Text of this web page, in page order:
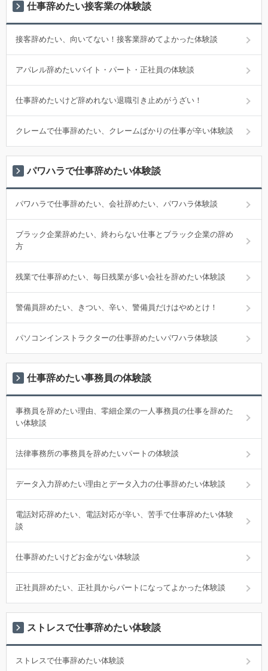
仕事辞めたい接客業の体験談
接客辞めたい、向いてない！接客業辞めてよかった体験談
アパレル辞めたいバイト・パート・正社員の体験談
仕事辞めたいけど辞めれない退職引き止めがうざい！
クレームで仕事辞めたい、クレームばかりの仕事が辛い体験談
パワハラで仕事辞めたい体験談
パワハラで仕事辞めたい、会社辞めたい、パワハラ体験談
ブラック企業辞めたい、終わらない仕事とブラック企業の辞め
方
残業で仕事辞めたい、毎日残業が多い会社を辞めたい体験談
警備員辞めたい、きつい、辛い、警備員だけはやめとけ！
パソコンインストラクターの仕事辞めたいパワハラ体験談
仕事辞めたい事務員の体験談
事務員を辞めたい理由、零細企業の一人事務員の仕事を辞めた
い体験談
法律事務所の事務員を辞めたいパートの体験談
データ入力辞めたい理由とデータ入力の仕事辞めたい体験談
電話対応辞めたい、電話対応が辛い、苦手で仕事辞めたい体験
談
仕事辞めたいけどお金がない体験談
正社員辞めたい、正社員からパートになってよかった体験談
ストレスで仕事辞めたい体験談
ストレスで仕事辞めたい体験談